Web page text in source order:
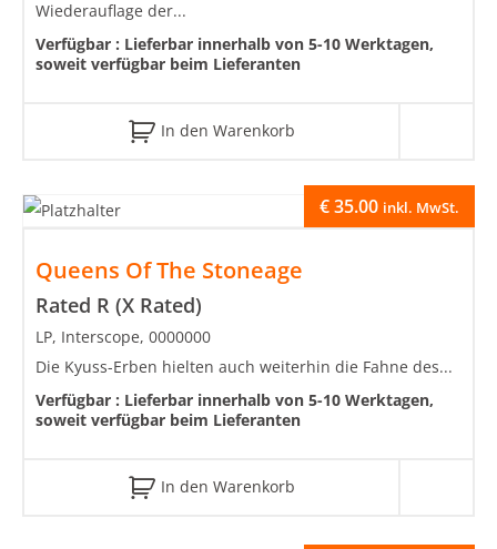
Wiederauflage der...
Verfügbar : Lieferbar innerhalb von 5-10 Werktagen,
soweit verfügbar beim Lieferanten
In den Warenkorb
Queens Of The Stoneage
Rated R (X Rated)
€35.00 inkl. MwSt.
LP, Interscope, 0000000
Die Kyuss-Erben hielten auch weiterhin die Fahne des...
Verfügbar : Lieferbar innerhalb von 5-10 Werktagen,
soweit verfügbar beim Lieferanten
In den Warenkorb